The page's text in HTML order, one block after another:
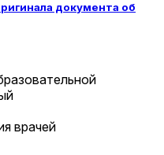
документа об
врачей